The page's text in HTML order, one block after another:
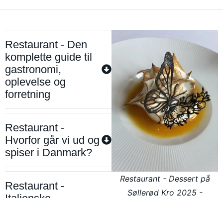
Restaurant - Den
komplette guide til
gastronomi,
oplevelse og
forretning
Restaurant -
Hvorfor går vi ud og
spiser i Danmark?
Restaurant -
Restaurant - Dessert på
Søllerød Kro 2025 -